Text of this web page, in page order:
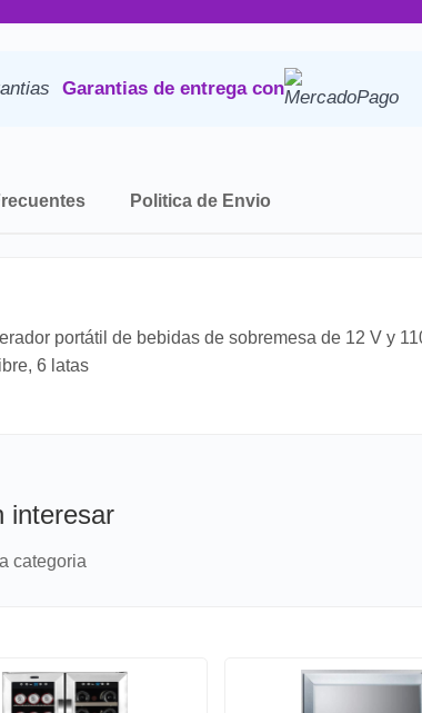
final:Incluye impuestos y envio a tu domicilio.
nuestra
Garantias de entrega con
Politica de Envio
portátil de bebidas de sobremesa de 12 V y
6 latas
interesar
categoria